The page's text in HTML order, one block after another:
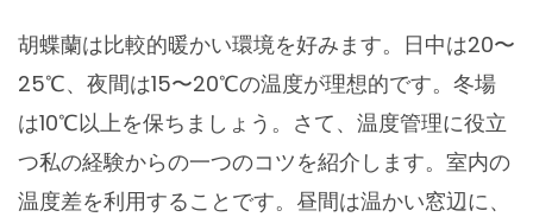
胡蝶蘭は比較的暖かい環境を好みます。日中は20〜
25℃、夜間は15〜20℃の温度が理想的です。冬場
は10℃以上を保ちましょう。さて、温度管理に役立
つ私の経験からの一つのコツを紹介します。室内の
温度差を利用することです。昼間は温かい窓辺に、